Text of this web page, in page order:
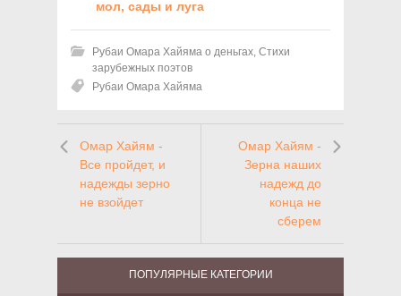
мол, сады и луга
Рубаи Омара Хайяма о деньгах, Стихи
зарубежных поэтов
Рубаи Омара Хайяма
Омар Хайям -
Все пройдет, и
надежды зерно
не взойдет
Омар Хайям -
Зерна наших
надежд до
конца не
сберем
ПОПУЛЯРНЫЕ КАТЕГОРИИ